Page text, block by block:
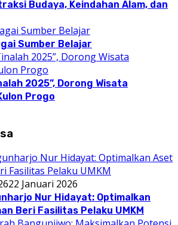
Budaya, Keindahan Alam, dan
Sumber Belajar
2025”, Dorong Wisata
Progo
22 Januari 2026
Nur Hidayat: Optimalkan
Beri Fasilitas Pelaku UMKM